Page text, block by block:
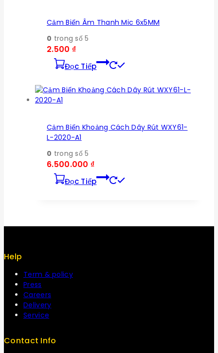
Cảm Biến Âm Thanh Mic 6x5MM
0 trong số 5
2.500 ₫
Đọc Tiếp
Cảm Biến Khoảng Cách Dây Rút WXY61-
L-2020-A1
0 trong số 5
6.500.000 ₫
Đọc Tiếp
Help
Term & policy
Press
Careers
Delivery
Service
Contact Info